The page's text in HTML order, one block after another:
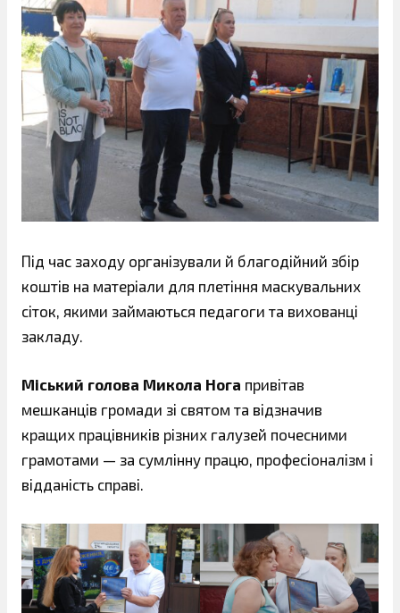
Під час заходу організували й благодійний збір
коштів на матеріали для плетіння маскувальних
сіток, якими займаються педагоги та вихованці
закладу.
Міський голова Микола Нога привітав
мешканців громади зі святом та відзначив
кращих працівників різних галузей почесними
грамотами — за сумлінну працю, професіоналізм і
відданість справі.